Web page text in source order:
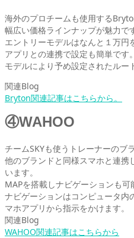
海外のプロチームも使用する
幅広い価格ラインナップが魅力で
エントリーモデルはなんと１万円
アプリとの連携で設定も簡単です。
モデルにより予め設定されたルー
関連Blog
Bryton関連記事はこちらから。
④WAHOO
チームSKYも使うトレーナーのブ
他のブランドと同様スマホと連携
います。
MAPを搭載しナビゲーションも可
ナビゲーションはコンピュータ内
マホアプリから指示をかけます。
関連Blog
WAHOO関連記事はこちらから